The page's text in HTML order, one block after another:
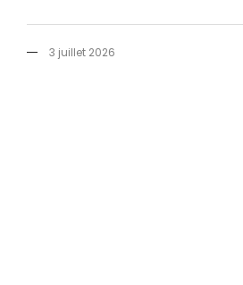
3 juillet 2026